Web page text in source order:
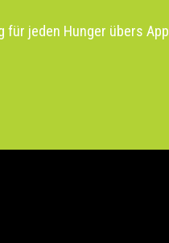
für jeden Hunger übersApp